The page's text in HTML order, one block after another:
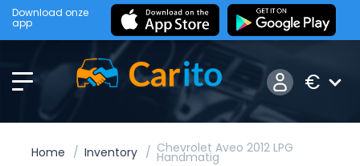
Download onze
app
€
Home Inventory Chevrolet Aveo 2012 LPG
Handmatig